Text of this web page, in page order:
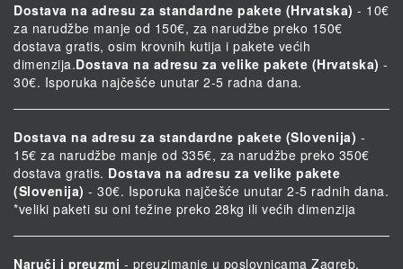
Dostava na adresu za standardne pakete (Hrvatska) - 10€
za narudžbe manje od 150€, za narudžbe preko 150€
dostava gratis, osim krovnih kutija i pakete većih
dimenzija.Dostava na adresu za velike pakete (Hrvatska) -
30€. Isporuka najčešće unutar 2-5 radna dana.
Dostava na adresu za standardne pakete (Slovenija) -
15€ za narudžbe manje od 335€, za narudžbe preko 350€
dostava gratis. Dostava na adresu za velike pakete
(Slovenija) - 30€. Isporuka najčešće unutar 2-5 radnih dana.
*veliki paketi su oni težine preko 28kg ili većih dimenzija
Naruči i preuzmi - preuzimanje u poslovnicama Zagreb,